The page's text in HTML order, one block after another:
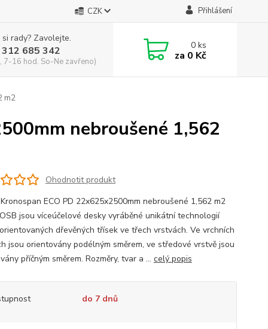
CZK Přihlášení
rady? Zavolejte.
685 342
7-16 hod. So-Ne zavřeno)
0ks
za 0 Kč
m2
nebroušené 1,562
Ohodnotit produkt
ECO PD 22x625x2500mm nebroušené 1,562 m2
jsou víceúčelové desky vyráběné unikátní technologií
dřevěných třísek ve třech vrstvách. Ve vrchních
jsou orientovány podélným směrem, ve středové vrstvě jsou
příčným směrem. Rozměry, tvar a ... celý popis
do 7 dnů